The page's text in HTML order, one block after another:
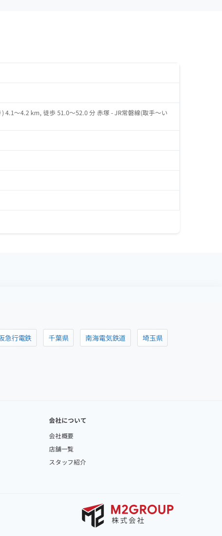
～4.2 km, 徒歩 51.0～52.0 分 赤塚 - JR常磐線(取手～い
急行電鉄 千葉県 南海電気鉄道 埼玉県
会社について
会社概要
店舗一覧
スタッフ紹介